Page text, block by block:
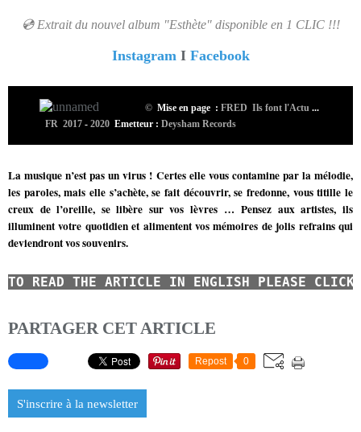
💿 Extrait du nouvel album "Esthète" disponible en 1 CLIC !!!
InstagramI Facebook
© Mise en page : FRED Ils font l'Actu ...
FR 2017 - 2020 Emetteur : Deysham Records
La musique n’est pas un virus ! Certes elle vous contamine par la mélodie,
les paroles, mais elle s’achète, se fait découvrir, se fredonne, vous titille le
creux de l’oreille, se libère sur vos lèvres …Pensez aux artistes, ils
illuminent votre quotidien et alimentent vos mémoires de jolis refrains qui
deviendront vos souvenirs.
TO READ THE ARTICLE IN ENGLISH PLEASE
PARTAGER CET ARTICLE
Repost 0
S'inscrire à la newsletter